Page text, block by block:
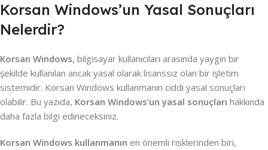
Korsan Windows’un Yasal Sonuçları
Nelerdir?
Korsan Windows, bilgisayar kullanıcıları arasında yaygın bir
şekilde kullanılan ancak yasal olarak lisanssız olan bir işletim
sistemidir. Korsan Windows kullanmanın ciddi yasal sonuçları
olabilir. Bu yazıda, Korsan Windows’un yasal sonuçları hakkında
daha fazla bilgi edineceksiniz.
Korsan Windows kullanmanın en önemli risklerinden biri,